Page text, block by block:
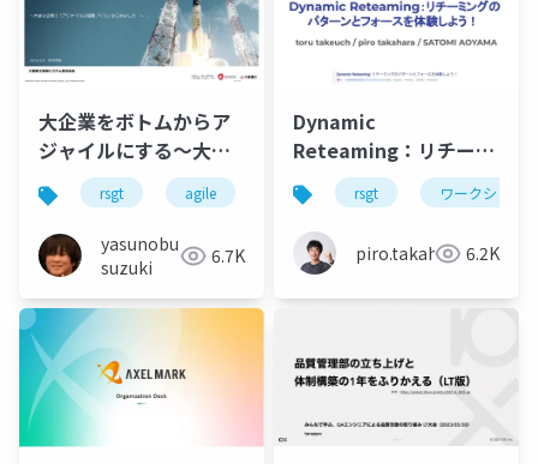
大企業をボトムからア
ジャイルにする～大き
な企業で「アジャイル
な組織づくり」はじめ
ましたー～
RSGT2025
rsgt agile スクラム 組織
yasunobu
suzuki
6.7K
Dynamic
Reteaming：リチーミ
ングのパターンとフォ
ースを体験しよう！-
RSGT2025 ワークショ
ップ
rsgt ワークショッ
piro.takahara 6.2K